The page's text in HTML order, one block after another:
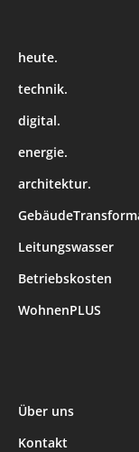
heute.
technik.
digital.
energie.
architektur.
Leitungswasser
Betriebskosten
WohnenPLUS
Über uns
Kontakt